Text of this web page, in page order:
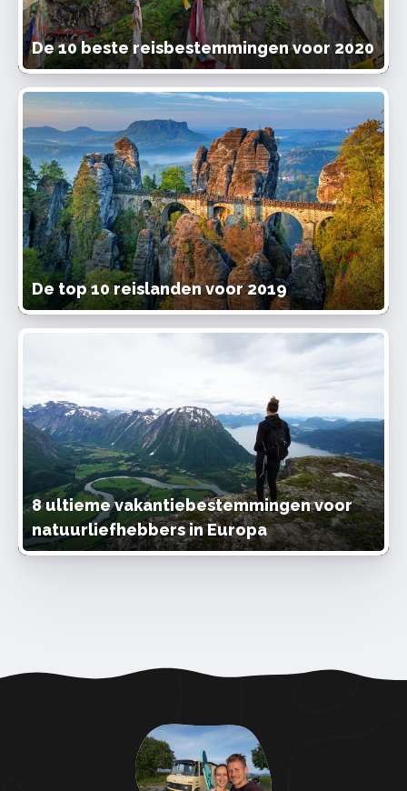
De 10 beste reisbestemmingen voor 2020
De top 10 reislanden voor 2019
8 ultieme vakantiebestemmingen voor
natuurliefhebbers in Europa